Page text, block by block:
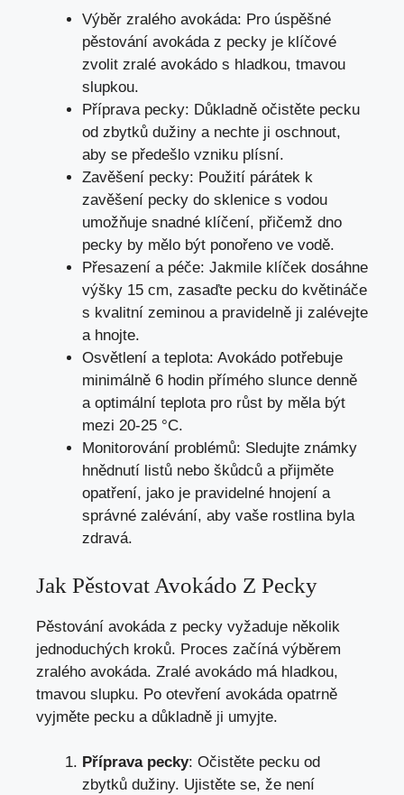
Výběr zralého avokáda: Pro úspěšné
pěstování avokáda z pecky je klíčové
zvolit zralé avokádo s hladkou, tmavou
slupkou.
Příprava pecky: Důkladně očistěte pecku
od zbytků dužiny a nechte ji oschnout,
aby se předešlo vzniku plísní.
Zavěšení pecky: Použití párátek k
zavěšení pecky do sklenice s vodou
umožňuje snadné klíčení, přičemž dno
pecky by mělo být ponořeno ve vodě.
Přesazení a péče: Jakmile klíček dosáhne
výšky 15 cm, zasaďte pecku do květináče
s kvalitní zeminou a pravidelně ji zalévejte
a hnojte.
Osvětlení a teplota: Avokádo potřebuje
minimálně 6 hodin přímého slunce denně
a optimální teplota pro růst by měla být
mezi 20-25 °C.
Monitorování problémů: Sledujte známky
hnědnutí listů nebo škůdců a přijměte
opatření, jako je pravidelné hnojení a
správné zalévání, aby vaše rostlina byla
zdravá.
Jak Pěstovat Avokádo Z Pecky
Pěstování avokáda z pecky vyžaduje několik
jednoduchých kroků. Proces začíná výběrem
zralého avokáda. Zralé avokádo má hladkou,
tmavou slupku. Po otevření avokáda opatrně
vyjměte pecku a důkladně ji umyjte.
Příprava pecky: Očistěte pecku od
zbytků dužiny. Ujistěte se, že není